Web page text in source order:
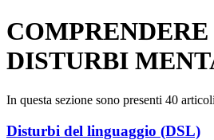
DISTURBI
In questa sezione sono presenti 40
Disturbi del linguaggio (DSL)